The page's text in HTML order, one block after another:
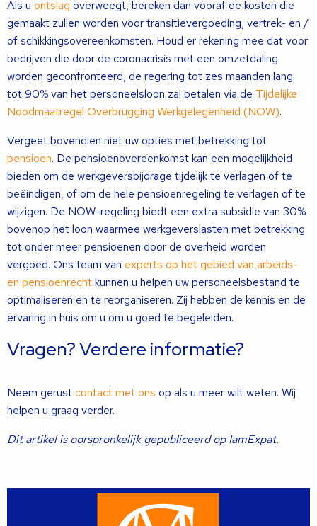
Als u ontslag overweegt, bereken dan vooraf de kosten die
gemaakt zullen worden voor transitievergoeding, vertrek- en /
of schikkingsovereenkomsten. Houd er rekening mee dat voor
bedrijven die door de coronacrisis met een omzetdaling
worden geconfronteerd, de regering tot zes maanden lang
tot 90% van het personeelsloon zal betalen via de Tijdelijke
Noodmaatregel Overbrugging Werkgelegenheid (NOW).
Vergeet bovendien niet uw opties met betrekking tot
pensioen. De pensioenovereenkomst kan een mogelijkheid
bieden om de werkgeversbijdrage tijdelijk te verlagen of te
beëindigen, of om de hele pensioenregeling te verlagen of te
wijzigen. De NOW-regeling biedt een extra subsidie ​​van 30%
bovenop het loon waarmee werkgeverslasten met betrekking
tot onder meer pensioenen door de overheid worden
vergoed. Ons team van experts op het gebied van arbeids-
en pensioenrechtkunnen u helpen uw personeelsbestand te
optimaliseren en te reorganiseren. Zij hebben de kennis en de
ervaring in huis om u om u goed te begeleiden.
Vragen? Verdere informatie?
Neem gerustcontact met ons op als u meer wilt weten. Wij
helpen u graag verder.
Dit artikel is oorspronkelijk gepubliceerd op IamExpat.